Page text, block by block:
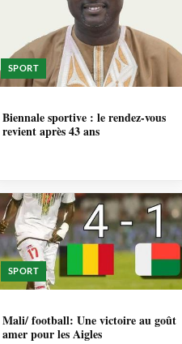
SPORT
Biennale sportive : le rendez-vous
revient après 43 ans
SPORT
Mali/ football: Une victoire au goût
amer pour les Aigles